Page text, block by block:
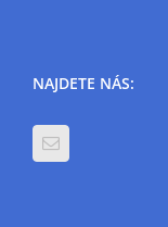
NAJDETE NÁS: